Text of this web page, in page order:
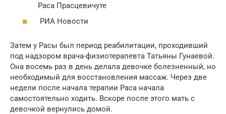
Раса Прасцевичуте
РИА Новости
Затем у Расы был период реабилитации, проходивший
под надзором врача-физиотерапевта Татьяны Гунаевой.
Она восемь раз в день делала девочке болезненный, но
необходимый для восстановления массаж. Через две
недели после начала терапии Раса начала
самостоятельно ходить. Вскоре после этого мать с
девочкой вернулись домой.